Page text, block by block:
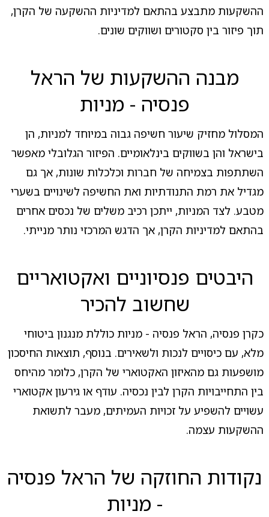
ההשקעות מתבצע בהתאם למדיניות ההשקעה של הקרן,
תוך פיזור בין סקטורים ושווקים שונים.
מבנה ההשקעות של הראל
פנסיה - מניות
המסלול מחזיק שיעור חשיפה גבוה במיוחד למניות, הן
בישראל והן בשווקים בינלאומיים. הפיזור הגלובלי מאפשר
השתתפות בצמיחה של חברות וכלכלות שונות, אך גם
מגדיל את רמת התנודתיות ואת החשיפה לשינויים בשערי
מטבע. לצד המניות, ייתכן רכיב משלים של נכסים אחרים
בהתאם למדיניות הקרן, אך הדגש המרכזי נותר מנייתי.
היבטים פנסיוניים ואקטואריים
שחשוב להכיר
כקרן פנסיה, הראל פנסיה - מניות כוללת מנגנון ביטוחי
מלא, עם כיסויים לנכות ולשאירים. בנוסף, תוצאות החיסכון
מושפעות גם מהאיזון האקטוארי של הקרן, כלומר מהיחס
בין התחייבויות הקרן לבין נכסיה. עודף או גירעון אקטוארי
עשויים להשפיע על זכויות העמיתים, מעבר לתשואת
ההשקעות עצמה.
נקודות החוזקה של הראל פנסיה
- מניות